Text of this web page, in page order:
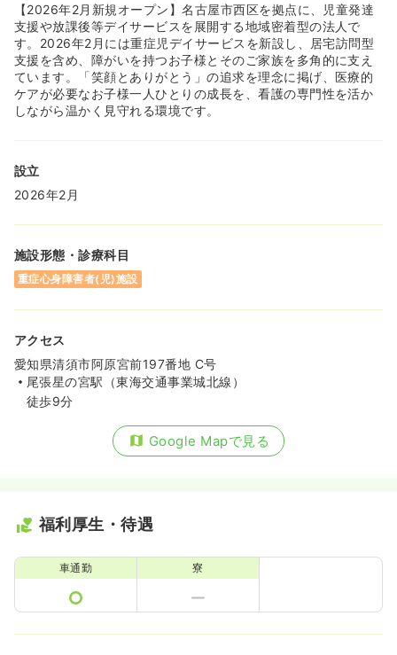
【2026年2月新規オープン】名古屋市西区を拠点に、児童発達
支援や放課後等デイサービスを展開する地域密着型の法人で
す。2026年2月には重症児デイサービスを新設し、居宅訪問型
支援を含め、障がいを持つお子様とそのご家族を多角的に支え
ています。「笑顔とありがとう」の追求を理念に掲げ、医療的
ケアが必要なお子様一人ひとりの成長を、看護の専門性を活か
しながら温かく見守れる環境です。
設立
2026年2月
施設形態・診療科目
重症心身障害者(児)施設
アクセス
愛知県清須市阿原宮前197番地 C号
尾張星の宮駅（東海交通事業城北線）
徒歩9分
Google Mapで見る
福利厚生・待遇
車通勤 寮